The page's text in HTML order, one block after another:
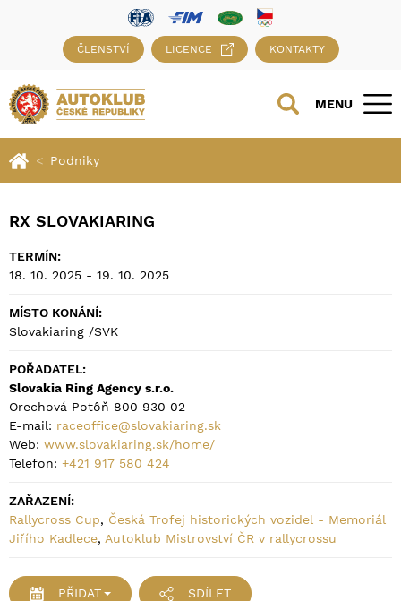
ČLENSTVÍ LICENCE KONTAKTY
MENU
Podniky
RX SLOVAKIARING
TERMÍN:
18. 10. 2025 - 19. 10. 2025
MÍSTO KONÁNÍ:
Slovakiaring /SVK
POŘADATEL:
Slovakia Ring Agency s.r.o.
Orechová Potôň 800 930 02
E-mail: raceoffice@slovakiaring.sk
Web: www.slovakiaring.sk/home/
Telefon: +421 917 580 424
ZAŘAZENÍ:
Rallycross Cup, Česká Trofej historických vozidel - Memoriál
Jiřího Kadlece, Autoklub Mistrovství ČR v rallycrossu
PŘIDAT SDÍLET